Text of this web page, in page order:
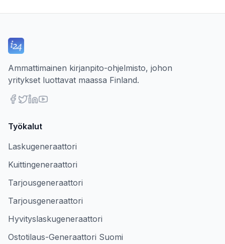
Ammattimainen kirjanpito-ohjelmisto, johon
yritykset luottavat maassa Finland.
Työkalut
Laskugeneraattori
Kuittingeneraattori
Tarjousgeneraattori
Tarjousgeneraattori
Hyvityslaskugeneraattori
Ostotilaus-Generaattori Suomi